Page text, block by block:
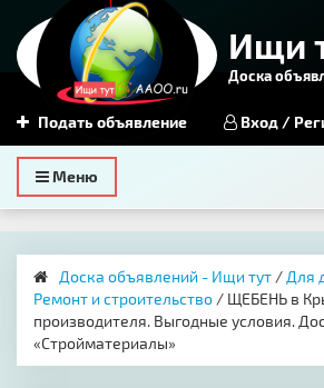
Ищи
Доска
Подать объявление Вход /
Toggle
navigation
Меню
Доска объявлений - Ищи тут / Для
Ремонт и строительство / ЩЕБЕНЬ в
производителя. Выгодные условия.
«Стройматериалы»